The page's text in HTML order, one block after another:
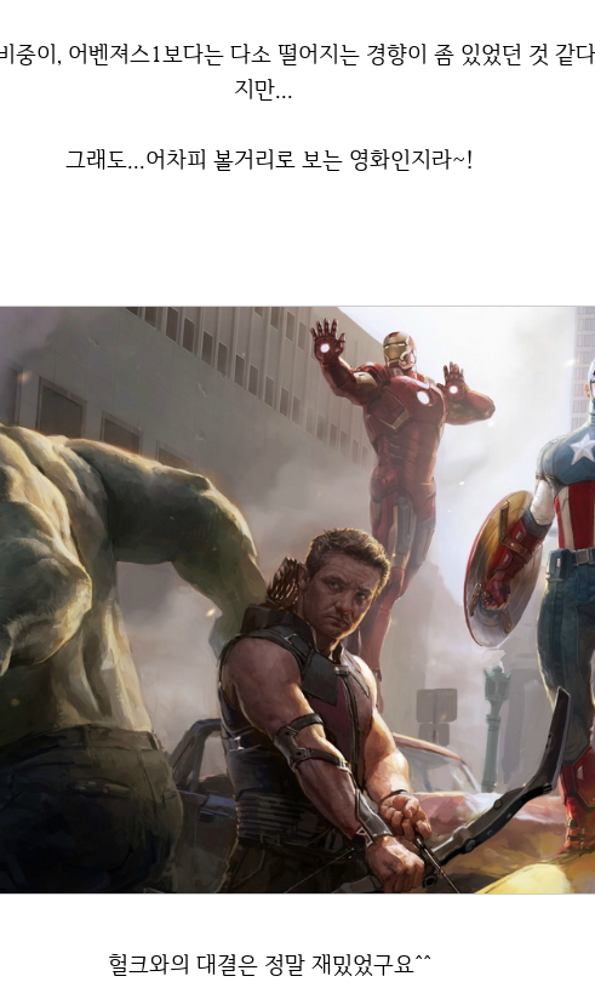
지만...
그래도...어차피 볼거리로 보는 영화인지라~!
헐크와의 대결은 정말 재밌었구요^^